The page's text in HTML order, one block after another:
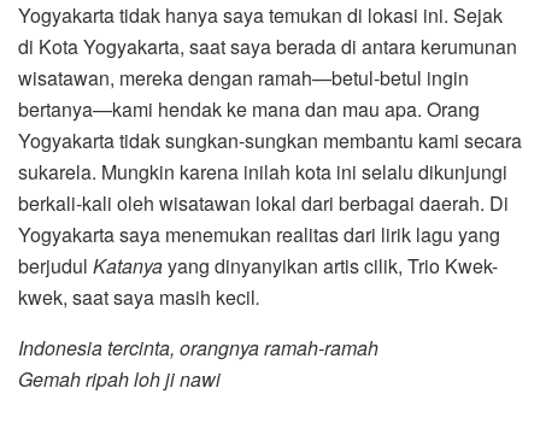
Yogyakarta tidak hanya saya temukan di lokasi ini. Sejak
di Kota Yogyakarta, saat saya berada di antara kerumunan
wisatawan, mereka dengan ramah—betul-betul ingin
bertanya—kami hendak ke mana dan mau apa. Orang
Yogyakarta tidak sungkan-sungkan membantu kami secara
sukarela. Mungkin karena inilah kota ini selalu dikunjungi
berkali-kali oleh wisatawan lokal dari berbagai daerah. Di
Yogyakarta saya menemukan realitas dari lirik lagu yang
berjudul Katanyayang dinyanyikan artis cilik, Trio Kwek-
kwek, saat saya masih kecil.
Indonesia tercinta, orangnya ramah-ramah
Gemah ripah loh ji nawi